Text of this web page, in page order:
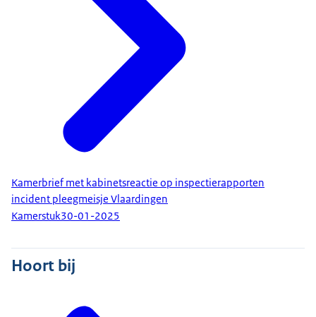
Kamerbrief met kabinetsreactie op inspectierapporten
incident pleegmeisje Vlaardingen
Kamerstuk30-01-2025
Hoort bij